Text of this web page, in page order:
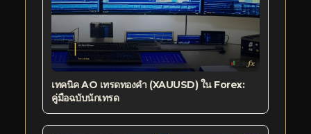
เทคนิค AO เทรดทองคำ (XAUUSD) ใน Forex:
คู่มือฉบับนักเทรด